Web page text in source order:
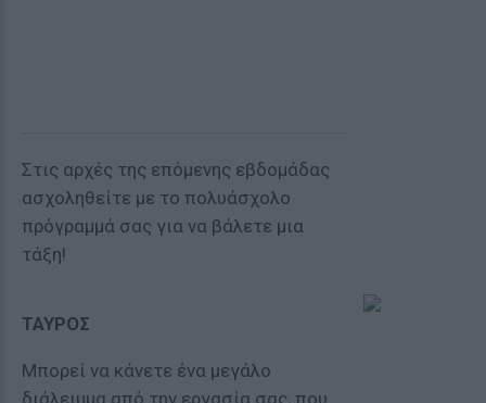
Στις αρχές της επόμενης εβδομάδας
ασχοληθείτε με το πολυάσχολο
πρόγραμμά σας για να βάλετε μια
τάξη!
ΤΑΥΡΟΣ
Μπορεί να κάνετε ένα μεγάλο
διάλειμμα από την εργασία σας, που